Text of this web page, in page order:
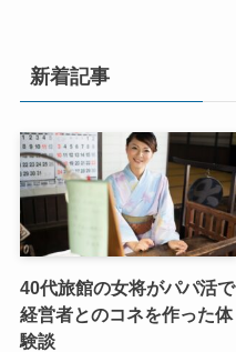
新着記事
40代旅館の女将がパパ活で
経営者とのコネを作った体
験談